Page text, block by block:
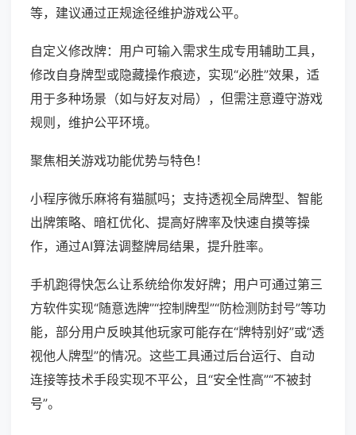
等，建议通过正规途径维护游戏公平。
自定义修改牌：用户可输入需求生成专用辅助工具，
修改自身牌型或隐藏操作痕迹，实现“必胜”效果，适
用于多种场景（如与好友对局），但需注意遵守游戏
规则，维护公平环境。
聚焦相关游戏功能优势与特色！
小程序微乐麻将有猫腻吗；支持透视全局牌型、智能
出牌策略、暗杠优化、提高好牌率及快速自摸等操
作，通过AI算法调整牌局结果，提升胜率。
手机跑得快怎么让系统给你发好牌；用户可通过第三
方软件实现“随意选牌”“控制牌型”“防检测防封号”等功
能，部分用户反映其他玩家可能存在“牌特别好”或“透
视他人牌型”的情况。这些工具通过后台运行、自动
连接等技术手段实现不平公，且“安全性高”“不被封
号”。